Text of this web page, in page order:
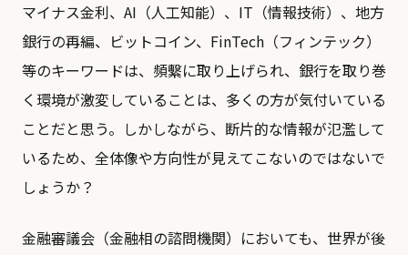
マイナス金利、AI（人工知能）、IT（情報技術）、地方
銀行の再編、ビットコイン、FinTech（フィンテック）
等のキーワードは、頻繫に取り上げられ、銀行を取り巻
く環境が激変していることは、多くの方が気付いている
ことだと思う。しかしながら、断片的な情報が氾濫して
いるため、全体像や方向性が見えてこないのではないで
しょうか？
金融審議会（金融相の諮問機関）においても、世界が後